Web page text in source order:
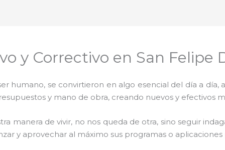
y Correctivo en San Felipe
humano, se convirtieron en algo esencial del día a
y mano de obra, creando nuevos y efectivos
manera de vivir, no nos queda de otra, sino seguir
y aprovechar al máximo sus programas o